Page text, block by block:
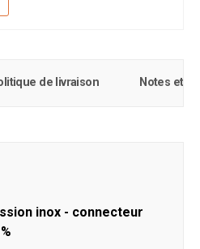
de livraison Notes et
inox - connecteur